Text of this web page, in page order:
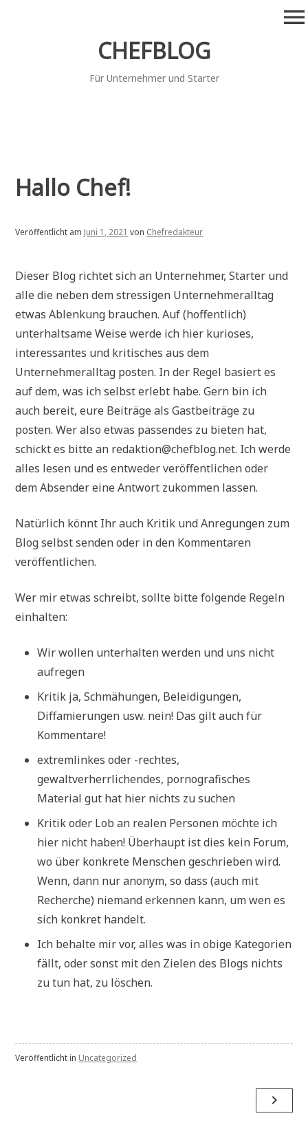
CHEFBLOG
Für Unternehmer und Starter
menu
Hallo Chef!
Veröffentlicht am Juni 1, 2021 von Chefredakteur
Dieser Blog richtet sich an Unternehmer, Starter und
alle die neben dem stressigen Unternehmeralltag
etwas Ablenkung brauchen. Auf (hoffentlich)
unterhaltsame Weise werde ich hier kurioses,
interessantes und kritisches aus dem
Unternehmeralltag posten. In der Regel basiert es
auf dem, was ich selbst erlebt habe. Gern bin ich
auch bereit, eure Beiträge als Gastbeiträge zu
posten. Wer also etwas passendes zu bieten hat,
schickt es bitte an redaktion@chefblog.net. Ich werde
alles lesen und es entweder veröffentlichen oder
dem Absender eine Antwort zukommen lassen.
Natürlich könnt Ihr auch Kritik und Anregungen zum
Blog selbst senden oder in den Kommentaren
veröffentlichen.
Wer mir etwas schreibt, sollte bitte folgende Regeln
einhalten:
Wir wollen unterhalten werden und uns nicht
aufregen
Kritik ja, Schmähungen, Beleidigungen,
Diffamierungen usw. nein! Das gilt auch für
Kommentare!
extremlinkes oder -rechtes,
gewaltverherrlichendes, pornografisches
Material gut hat hier nichts zu suchen
Kritik oder Lob an realen Personen möchte ich
hier nicht haben! Überhaupt ist dies kein Forum,
wo über konkrete Menschen geschrieben wird.
Wenn, dann nur anonym, so dass (auch mit
Recherche) niemand erkennen kann, um wen es
sich konkret handelt.
Ich behalte mir vor, alles was in obige Kategorien
fällt, oder sonst mit den Zielen des Blogs nichts
zu tun hat, zu löschen.
Veröffentlicht in Uncategorized
navigate_next